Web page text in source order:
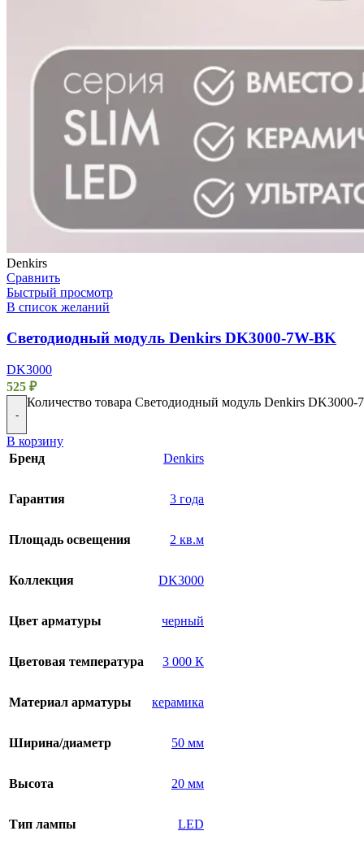
Denkirs
Сравнить
Быстрый просмотр
В список желаний
Светодиодный модуль Denkirs DK3000-7W-BK
DK3000
525 ₽
-
Количество товара Светодиодный модуль Denkirs DK3000-
В корзину
Бренд
Denkirs
Гарантия 3 года
Площадь освещения 2 кв.м
Коллекция DK3000
Цвет арматуры черный
Цветовая температура 3 000 К
Материал арматуры керамика
Ширина/диаметр 50 мм
Высота 20 мм
Тип лампы LED